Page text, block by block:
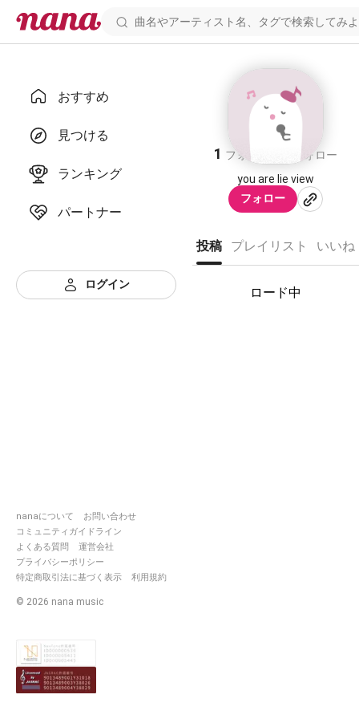
おすすめ
見つける
ランキング
パートナー
ログイン
nanaについて
お問い合わせ
コミュニティガイドライン
よくある質問
運営会社
プライバシーポリシー
特定商取引法に基づく表示
利用規約
© 2026 nana music
すきぴ
1 フォロワー
フォロー
you are lie view
フォロー
投稿 プレイリスト いいね
ロード中